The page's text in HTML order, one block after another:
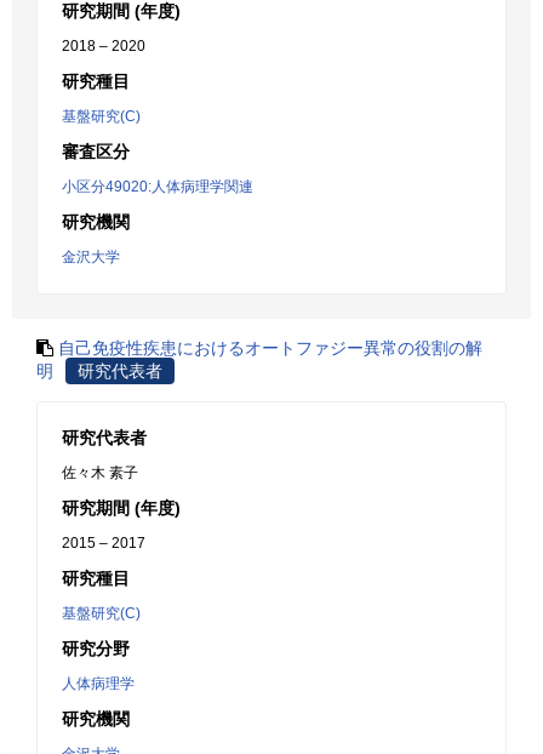
研究期間 (年度)
2018 – 2020
研究種目
基盤研究(C)
審査区分
小区分49020:人体病理学関連
研究機関
金沢大学
自己免疫性疾患におけるオートファジー異常の役割の解
明
研究代表者
研究代表者
佐々木 素子
研究期間 (年度)
2015 – 2017
研究種目
基盤研究(C)
研究分野
人体病理学
研究機関